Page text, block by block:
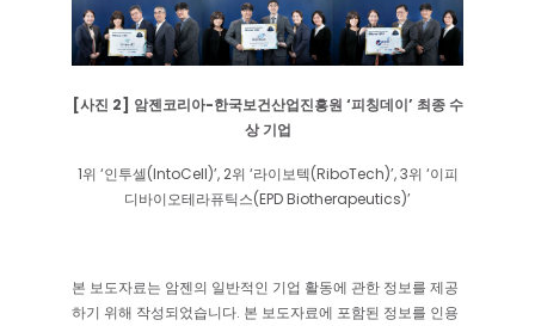
[사진 2] 암젠코리아-한국보건산업진흥원 ‘피칭데이’ 최종 수
상 기업
1위 ‘인투셀(IntoCell)’, 2위 ‘라이보텍(RiboTech)’, 3위 ‘이피
디바이오테라퓨틱스(EPD Biotherapeutics)’
본 보도자료는 암젠의 일반적인 기업 활동에 관한 정보를 제공
하기 위해 작성되었습니다. 본 보도자료에 포함된 정보를 인용